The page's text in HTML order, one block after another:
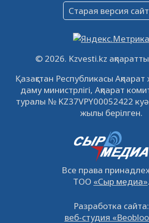
Объявление
09.12.2022
Свободные рабочие места
встречу с инвесторами в
ноября
21.11.2022
© 2026. Kzvesti.kz ақпараттық
Қазақстан Республикасы
даму министрлігі, Ақпарат
туралы № KZ37VPY00052422
жылы берілген.
Все права
ТОО «Сыр медиа».
Старая версия
Разработка сайта:
веб-студия